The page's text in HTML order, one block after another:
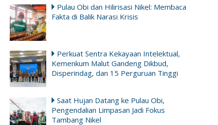
Pulau Obi dan Hilirisasi Nikel: Membaca
Fakta di Balik Narasi Krisis
Perkuat Sentra Kekayaan Intelektual,
Kemenkum Malut Gandeng Dikbud,
Disperindag, dan 15 Perguruan Tinggi
Saat Hujan Datang ke Pulau Obi,
Pengendalian Limpasan Jadi Fokus
Tambang Nikel